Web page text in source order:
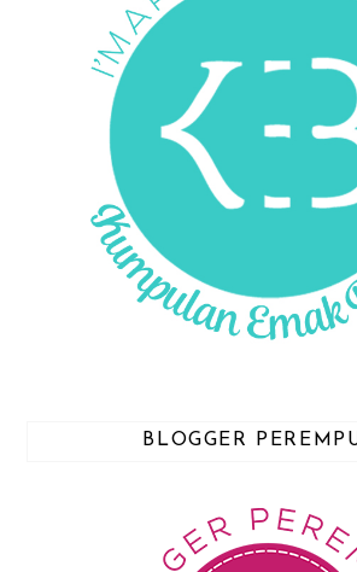
BLOGGER